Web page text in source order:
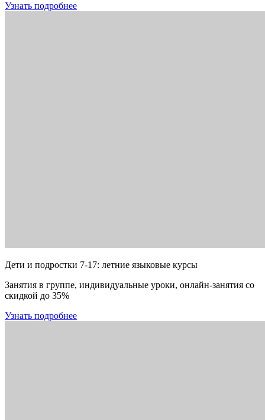
Узнать подробнее
Дети и подростки 7-17: летние языковые курсы
Занятия в группе, индивидуальные уроки, онлайн-занятия со
скидкой до 35%
Узнать подробнее